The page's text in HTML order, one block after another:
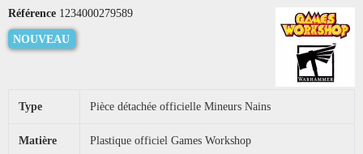
Référence 1234000279589
NOUVEAU
Type Pièce détachée officielle Mineurs Nains
Matière Plastique officiel Games Workshop